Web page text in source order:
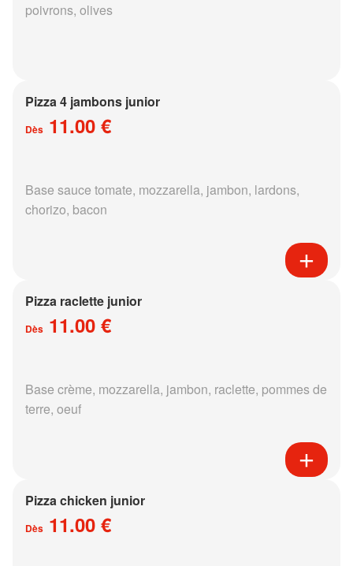
poivrons, olives
Pizza 4 jambons junior
Dès 11.00 €
Base sauce tomate, mozzarella, jambon, lardons,
chorizo, bacon
Pizza raclette junior
Dès 11.00 €
Base crème, mozzarella, jambon, raclette, pommes de
terre, oeuf
Pizza chicken junior
Dès 11.00 €